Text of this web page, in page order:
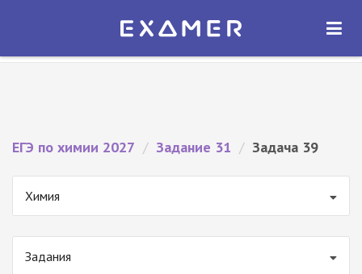
Экзамер — ЕГЭ 2027
ОТКРЫТЬ
ЕГЭ по химии 2027 / Задание 31 / Задача 39
Химия
Задания